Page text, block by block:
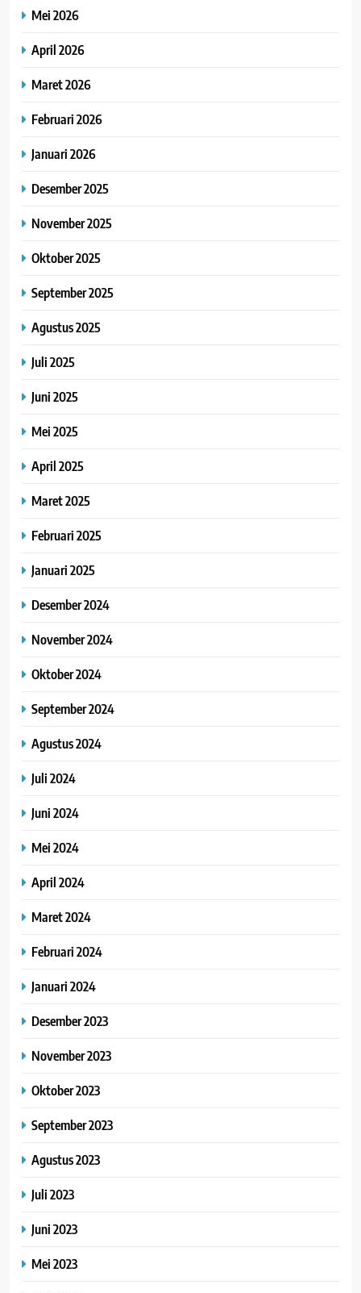
Mei 2026
April 2026
Maret 2026
Februari 2026
Januari 2026
Desember 2025
November 2025
Oktober 2025
September 2025
Agustus 2025
Juli 2025
Juni 2025
Mei 2025
April 2025
Maret 2025
Februari 2025
Januari 2025
Desember 2024
November 2024
Oktober 2024
September 2024
Agustus 2024
Juli 2024
Juni 2024
Mei 2024
April 2024
Maret 2024
Februari 2024
Januari 2024
Desember 2023
November 2023
Oktober 2023
September 2023
Agustus 2023
Juli 2023
Juni 2023
Mei 2023